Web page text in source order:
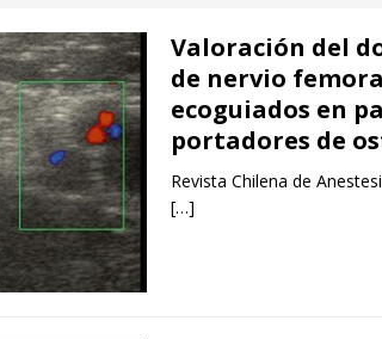
Valoración del
de nervio
ecoguiados en
portadores de
Revista Chilena de
[…]